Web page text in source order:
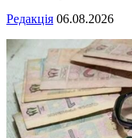
Редакція 06.08.2026